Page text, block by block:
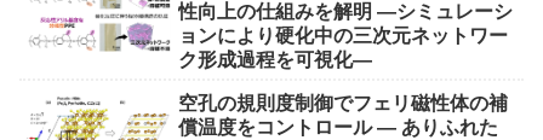
性向上の仕組みを解明 ―シミュレーシ
ョンにより硬化中の三次元ネットワー
ク形成過程を可視化―
空孔の規則度制御でフェリ磁性体の補
償温度をコントロール ― ありふれた